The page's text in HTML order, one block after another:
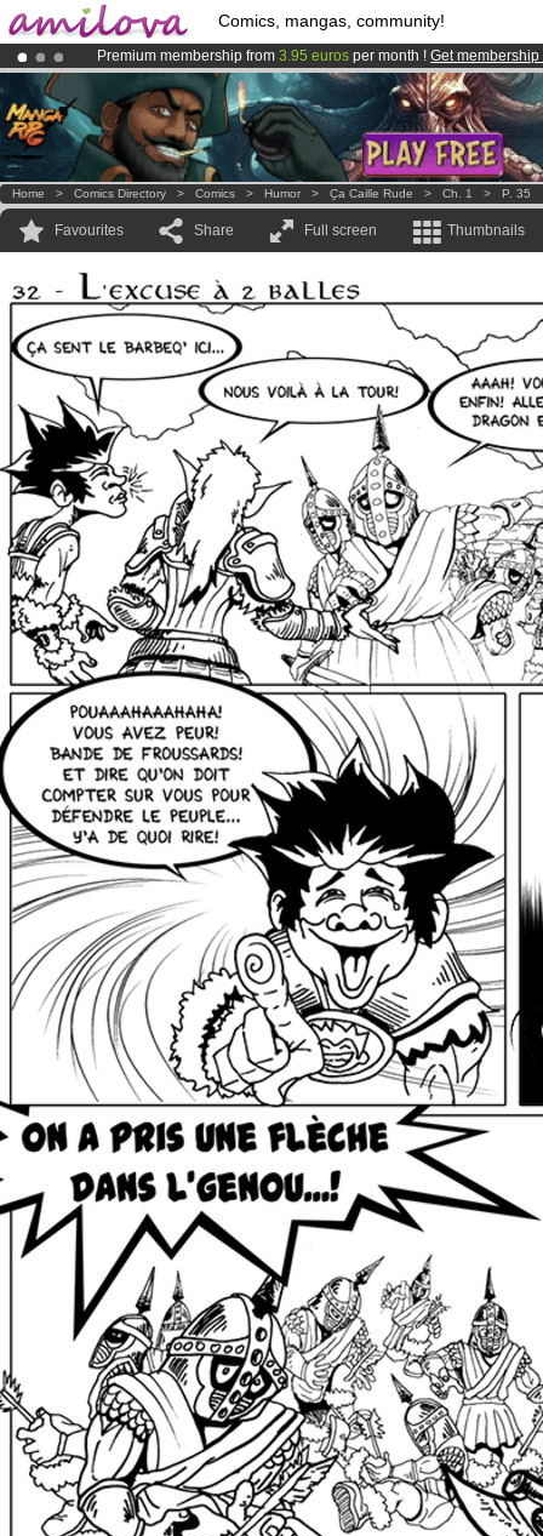
Comics, mangas, community!
Premium membership from 3.95 euros per month ! Get membership
Already 100000membersand 1000comics & mangas!.
AmilovaKickstarter is now LIVE!.
Home > Comics Directory > Comics > Humor > Ҫa Caille Rude > Ch. 1 > P. 35
Favourites Share Full screen Thumbnails